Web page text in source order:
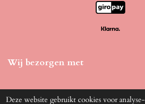
Deze website gebruikt cookies voor analyse-
Wij bezorgen met